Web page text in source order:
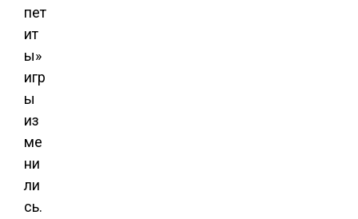
пет
ит
ы»
игр
ы
из
ме
ни
ли
сь.